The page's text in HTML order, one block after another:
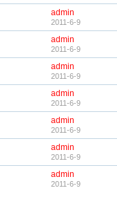
admin
2011-6-9
admin
2011-6-9
admin
2011-6-9
admin
2011-6-9
admin
2011-6-9
admin
2011-6-9
admin
2011-6-9